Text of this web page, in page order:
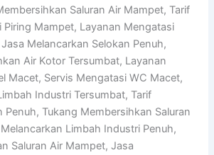
Saluran Air Mampet, Tarif
Piring Mampet, Layanan Mengatasi
Melancarkan Selokan Penuh,
Air Kotor Tersumbat, Layanan
Macet, Servis Mengatasi WC Macet,
Industri Tersumbat, Tarif
Penuh, Tukang Membersihkan Saluran
Limbah Industri Penuh,
Saluran Air Mampet, Jasa